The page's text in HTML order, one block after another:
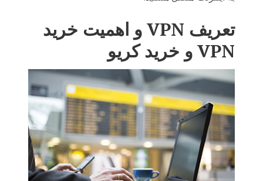
تعریف VPN و اهمیت خرید
VPN و خرید کریو